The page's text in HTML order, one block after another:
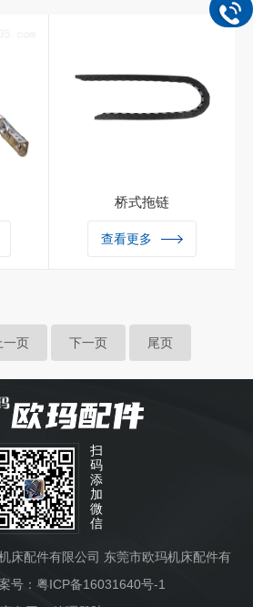
度运
超过
桥式拖链
查看更多
一页 下一页 尾页
扫
码
添
加
微
信
床配件有限公司 东莞市欧玛机床配件有
号： 粤ICP备16031640号-1